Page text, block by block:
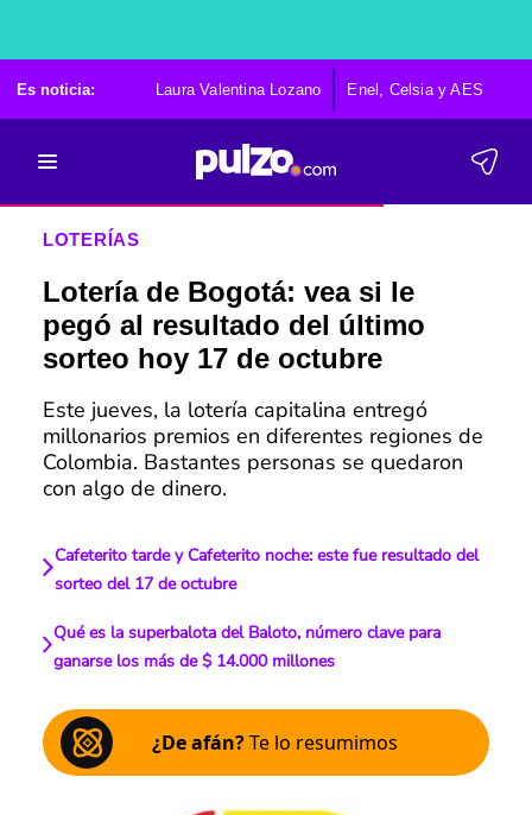
Es noticia: Laura Valentina Lozano Enel, Celsia y AES
LOTERÍAS
Lotería de Bogotá: vea si le
pegó al resultado del último
sorteo hoy 17 de octubre
Este jueves, la lotería capitalina entregó
millonarios premios en diferentes regiones de
Colombia. Bastantes personas se quedaron
con algo de dinero.
Cafeterito tarde y Cafeterito noche: este fue resultado del
sorteo del 17 de octubre
Qué es la superbalota del Baloto, número clave para
ganarse los más de $ 14.000 millones
¿De afán?Te lo resumimos